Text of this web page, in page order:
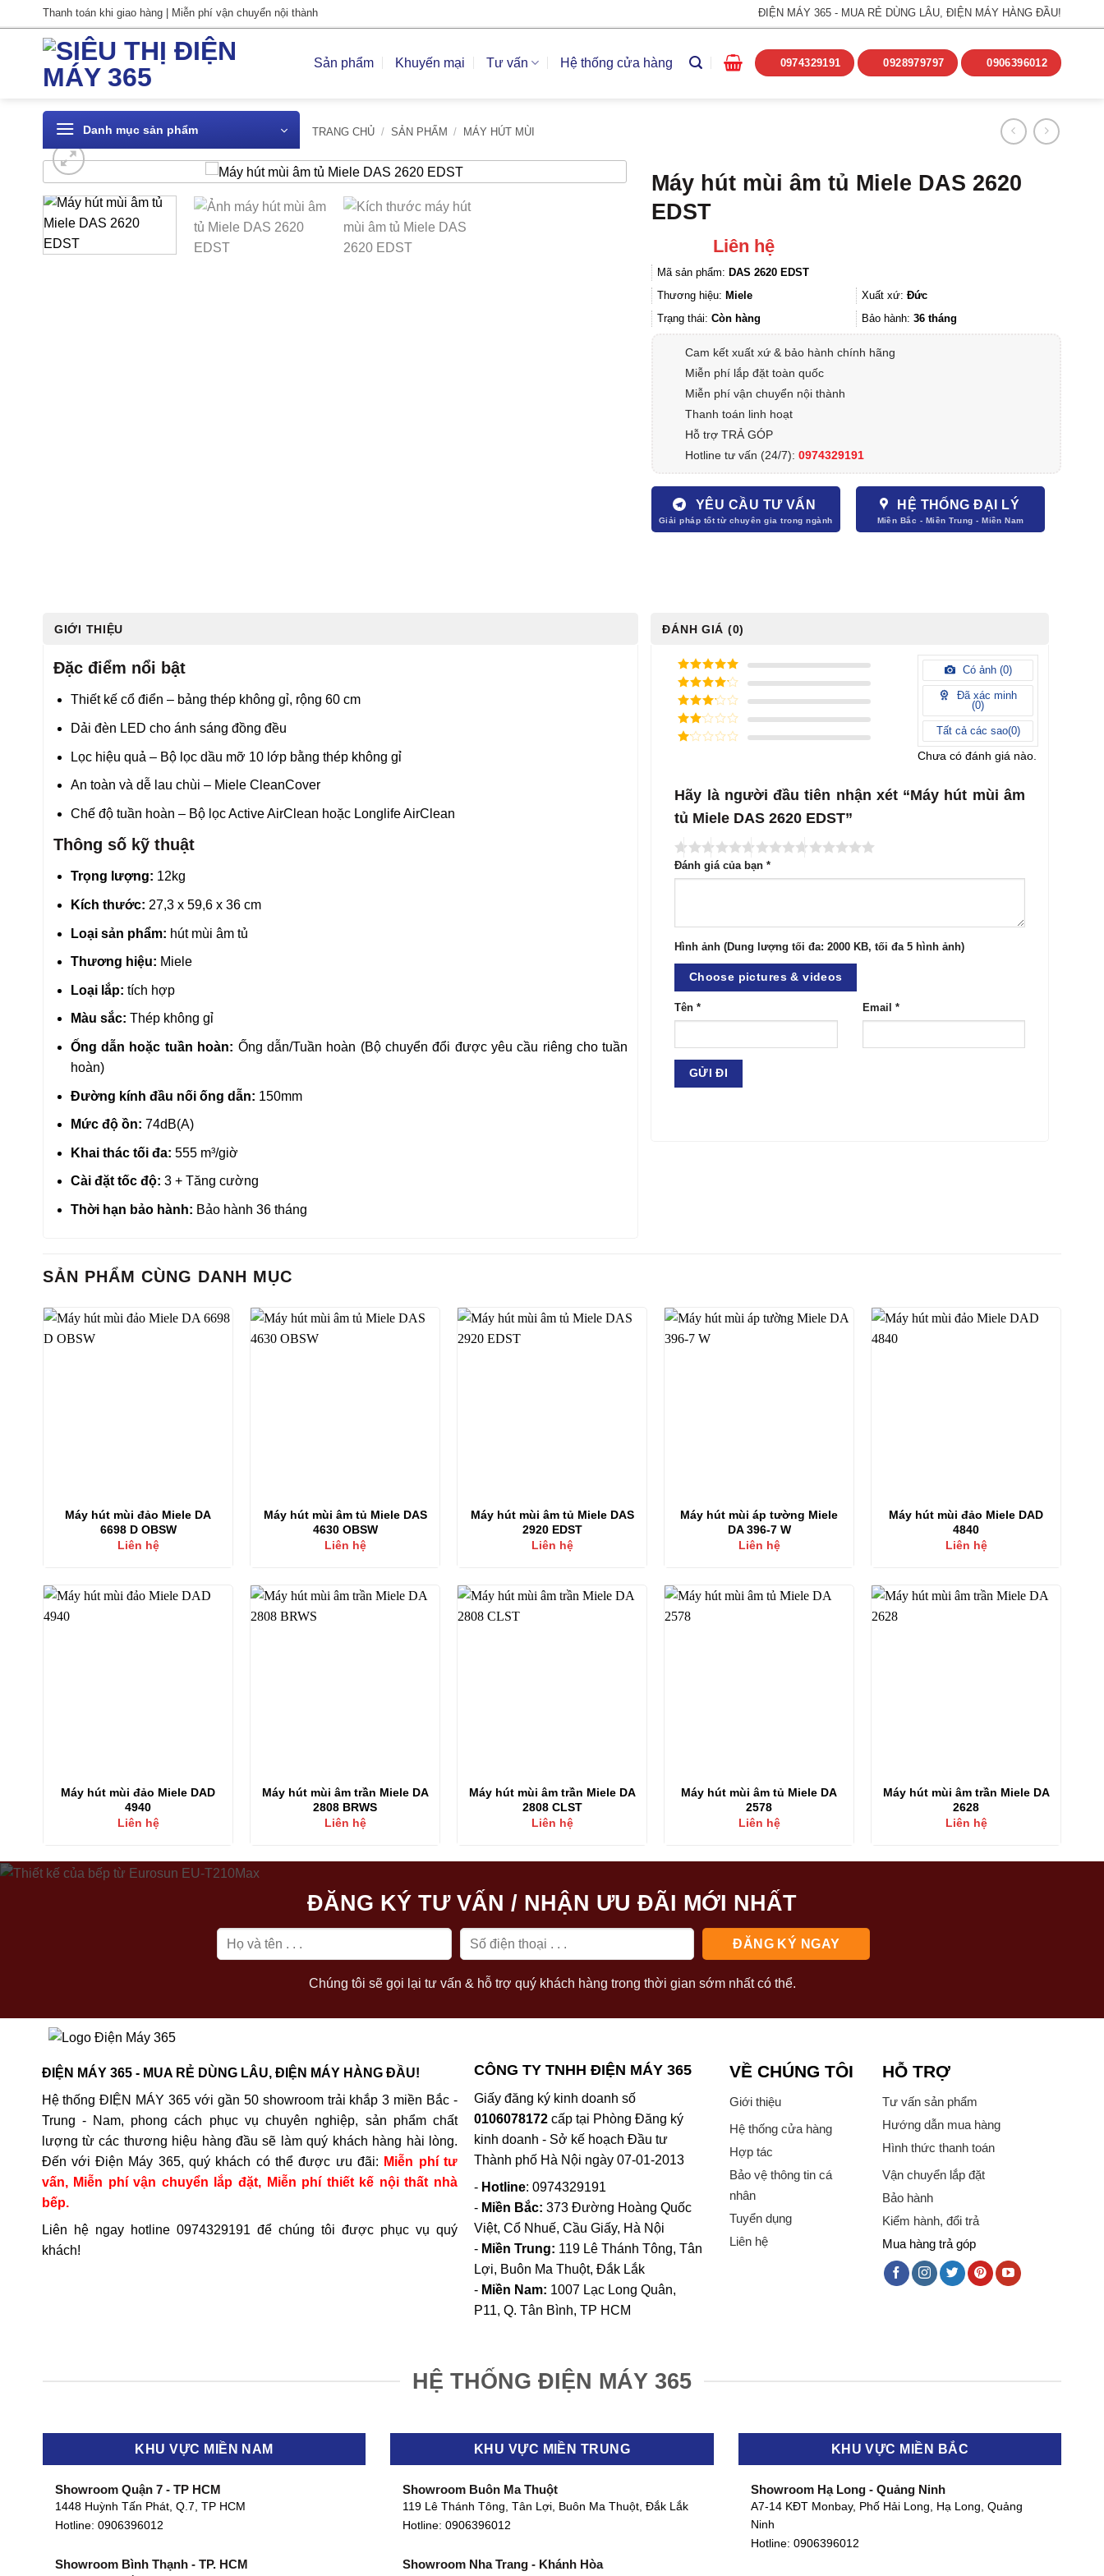
qua
Thanh toán khi giao hàng | Miễn phí vận chuyển nội thành ĐIỆN MÁY 365 - MUA RẺ DÙNG LÂU, ĐIỆN MÁY HÀNG ĐẦU!
Sản phẩm Khuyến mại Tư vấn Hệ thống cửa hàng 0974329191 0928979797 0906396012
Danh mục sản phẩm TRANG CHỦ / SẢN PHẨM / MÁY HÚT MÙI
Máy hút mùi âm tủ Miele DAS 2620
EDST
Liên hệ
Mã sản phẩm: DAS 2620 EDST
Thương hiệu: Miele Xuất xứ:Đức
Trạng thái: Còn hàng Bảo hành:36 tháng
Cam kết xuất xứ & bảo hành chính hãng
Miễn phí lắp đặt toàn quốc
Miễn phí vận chuyển nội thành
Thanh toán linh hoạt
Hỗ trợ TRẢ GÓP
Hotline tư vấn (24/7): 0974329191
YÊU CẦU TƯ VẤN HỆ THỐNG ĐẠI LÝ
GIỚI THIỆU
Đặc điểm nổi bật
Thiết kế cổ điển – bảng thép không gỉ, rộng 60 cm
Dải đèn LED cho ánh sáng đồng đều
Lọc hiệu quả – Bộ lọc dầu mỡ 10 lớp bằng thép không gỉ
An toàn và dễ lau chùi – Miele CleanCover
Chế độ tuần hoàn – Bộ lọc Active AirClean hoặc Longlife AirClean
Thông số kỹ thuật
Trọng lượng: 12kg
Kích thước: 27,3 x 59,6 x 36 cm
Loại sản phẩm: hút mùi âm tủ
Thương hiệu: Miele
Loại lắp: tích hợp
Màu sắc: Thép không gỉ
Ống dẫn hoặc tuần hoàn: Ống dẫn/Tuần hoàn (Bộ chuyển đổi được yêu cầu riêng cho tuần
hoàn)
Đường kính đầu nối ống dẫn: 150mm
Mức độ ồn: 74dB(A)
Khai thác tối đa: 555 m³/giờ
Cài đặt tốc độ: 3 + Tăng cường
Thời hạn bảo hành: Bảo hành 36 tháng
ĐÁNH GIÁ (0)
5/ 5 điểm
4/ 5
điểm
3/ 5
điểm
2/
điểm
Có ảnh (0)
Đã xác minh
(0)
Tất cả các sao(0)
Chưa có đánh giá nào.
Hãy là người đầu tiên nhận xét “Máy hút mùi âm
tủ Miele DAS 2620 EDST”
Đánh giá của bạn*
Hình ảnh (Dung lượng tối đa: 2000 KB, tối đa 5 hình ảnh)
Choose pictures & videos
Tên* Email *
SẢN PHẨM CÙNG DANH MỤC
Máy hút mùi đảo Miele DA
6698 D OBSW
Liên hệ
Máy hút mùi âm tủ Miele DAS
4630 OBSW
Liên hệ
Máy hút mùi âm tủ Miele DAS
2920 EDST
Liên hệ
Máy hút mùi áp tường Miele
DA 396-7 W
Liên hệ
Máy hút mùi đảo Miele DAD
4840
Liên hệ
Máy hút mùi đảo Miele DAD
4940
Liên hệ
Máy hút mùi âm trần Miele DA
2808 BRWS
Liên hệ
Máy hút mùi âm trần Miele DA
2808 CLST
Liên hệ
Máy hút mùi âm tủ Miele DA
2578
Liên hệ
Máy hút mùi âm trần Miele DA
2628
Liên hệ
ĐĂNG KÝ TƯ VẤN / NHẬN ƯU ĐÃI MỚI NHẤT
Chúng tôi sẽ gọi lại tư vấn & hỗ trợ quý khách hàng trong thời gian sớm nhất có thể.
ĐIỆN MÁY 365 - MUA RẺ DÙNG LÂU, ĐIỆN MÁY HÀNG ĐẦU!
Hệ thống ĐIỆN MÁY 365 với gần 50 showroom trải khắp 3 miền Bắc -
Trung - Nam, phong cách phục vụ chuyên nghiệp, sản phẩm chất
lượng từ các thương hiệu hàng đầu sẽ làm quý khách hàng hài lòng.
Đến với Điện Máy 365, quý khách có thể được ưu đãi: Miễn phí tư
vấn, Miễn phí vận chuyển lắp đặt, Miễn phí thiết kế nội thất nhà
bếp.
Liên hệ ngay hotline 0974329191 để chúng tôi được phục vụ quý
khách!
CÔNG TY TNHH ĐIỆN MÁY 365
Giấy đăng ký kinh doanh số
0106078172cấp tại Phòng Đăng ký
kinh doanh - Sở kế hoạch Đầu tư
Thành phố Hà Nội ngày 07-01-2013
- Hotline: 0974329191
- Miền Bắc: 373 Đường Hoàng Quốc
Việt, Cổ Nhuế, Cầu Giấy, Hà Nội
- Miền Trung: 119 Lê Thánh Tông, Tân
Lợi, Buôn Ma Thuột, Đắk Lắk
- Miền Nam: 1007 Lạc Long Quân,
P11, Q. Tân Bình, TP HCM
VỀ CHÚNG TÔI
Giới thiệu
Hệ thống cửa hàng
Hợp tác
Bảo vệ thông tin cá
nhân
Tuyển dụng
Liên hệ
HỖ TRỢ
Tư vấn sản phẩm
Hướng dẫn mua hàng
Hình thức thanh toán
Vận chuyển lắp đặt
Bảo hành
Kiểm hành, đổi trả
Mua hàng trả góp
HỆ THỐNG ĐIỆN MÁY 365
KHU VỰC MIỀN NAM
Showroom Quận 7 - TP HCM
1448 Huỳnh Tấn Phát, Q.7, TP HCM
Hotline: 0906396012
Showroom Bình Thạnh - TP. HCM
KHU VỰC MIỀN TRUNG
Showroom Buôn Ma Thuột
119 Lê Thánh Tông, Tân Lợi, Buôn Ma Thuột, Đắk Lắk
Hotline:0906396012
Showroom Nha Trang - Khánh Hòa
KHU VỰC MIỀN BẮC
Showroom Hạ Long - Quảng Ninh
A7-14 KĐT Monbay, Phố Hải Long, Hạ Long, Quảng
Ninh
Hotline: 0906396012